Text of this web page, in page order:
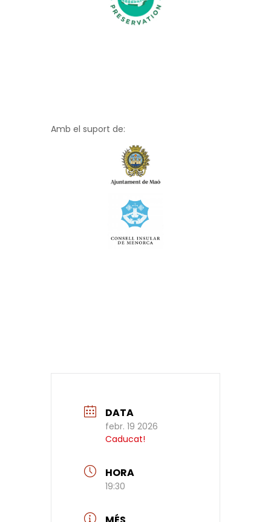
Amb el suport de:
DATA
febr. 19 2026
Caducat!
HORA
19:30